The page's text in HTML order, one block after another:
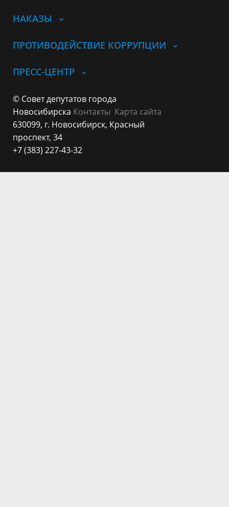
НАКАЗЫ
ПРОТИВОДЕЙСТВИЕ КОРРУПЦИИ
ПРЕСС-ЦЕНТР
© Совет депутатов города
Новосибирска Контакты Карта сайта
630099, г. Новосибирск, Красный
проспект, 34
+7 (383) 227-43-32